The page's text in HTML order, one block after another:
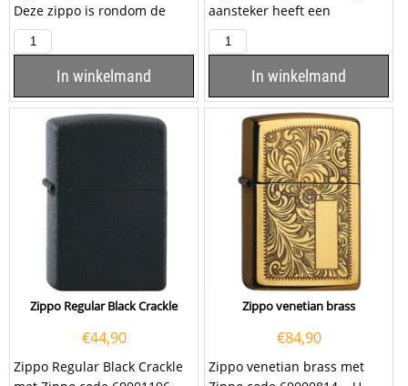
Deze zippo is rondom de
hele aansteker zand kleurig...
In winkelmand
aansteker heeft een
hoogglans roze coating. Een
Zippo aansteker is...
In winkelmand
Zippo Regular Black Crackle
€44,90
Zippo Regular Black Crackle
Zippo venetian brass
€84,90
Zippo venetian brass met